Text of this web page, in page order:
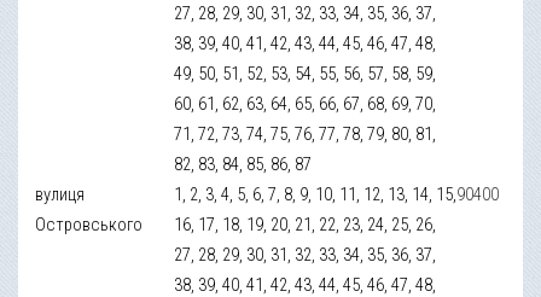
27, 28, 29, 30, 31, 32, 33, 34, 35, 36, 37,
38, 39, 40, 41, 42, 43, 44, 45, 46, 47, 48,
49, 50, 51, 52, 53, 54, 55, 56, 57, 58, 59,
60, 61, 62, 63, 64, 65, 66, 67, 68, 69, 70,
71, 72, 73, 74, 75, 76, 77, 78, 79, 80, 81,
82, 83, 84, 85, 86, 87
вулиця
Островського
1, 2, 3, 4, 5, 6, 7, 8, 9, 10, 11, 12, 13, 14, 15,
16, 17, 18, 19, 20, 21, 22, 23, 24, 25, 26,
27, 28, 29, 30, 31, 32, 33, 34, 35, 36, 37,
38, 39, 40, 41, 42, 43, 44, 45, 46, 47, 48,
90400